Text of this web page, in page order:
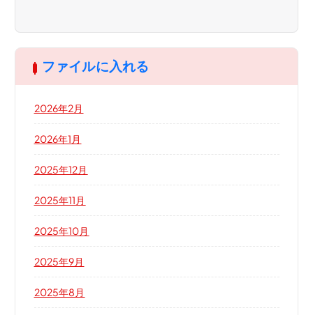
ファイルに入れる
2026年2月
2026年1月
2025年12月
2025年11月
2025年10月
2025年9月
2025年8月